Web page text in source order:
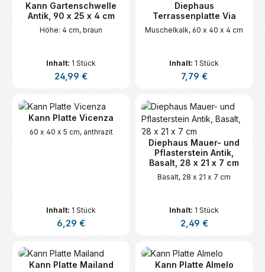
Kann Gartenschwelle
Antik, 90 x 25 x 4 cm
Höhe: 4 cm, braun
Inhalt: 1 Stück
Regulärer Preis:
24,99 €
Diephaus
Terrassenplatte Via
Muschelkalk, 60 x 40 x 4 cm
Inhalt: 1 Stück
Regulärer Preis:
7,79 €
Kann Platte Vicenza
60 x 40 x 5 cm, anthrazit
Inhalt: 1 Stück
Regulärer Preis:
6,29 €
Diephaus Mauer- und
Pflasterstein Antik,
Basalt, 28 x 21 x 7 cm
Basalt, 28 x 21 x 7 cm
Inhalt: 1 Stück
Regulärer Preis:
2,49 €
Kann Platte Mailand Kann Platte Almelo